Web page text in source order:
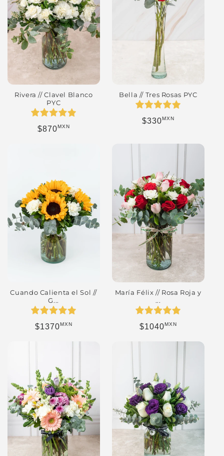
Rivera // Clavel Blanco
PYC
Precio habitual
$870MXN
Bella // Tres Rosas PYC
Precio habitual
$330MXN
Cuando Calienta el Sol //
G...
Precio habitual
$1370MXN
María Félix // Rosa Roja y
...
Precio habitual
$1040MXN